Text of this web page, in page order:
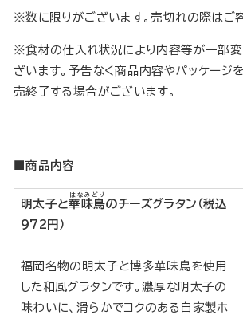
※数に限りがございます。売切れの際はご
※食材の仕入れ状況により内容等が一部
ざいます。予告なく商品内容やパッケージ
売終了する場合がございます。
■商品内容
明太子と華味鳥
はなみどり
のチーズグラタン（税込
972円）
福岡名物の明太子と博多華味鳥を使用
した和風グラタンです。濃厚な明太子の
味わいに、滑らかでコクのある自家製ホ